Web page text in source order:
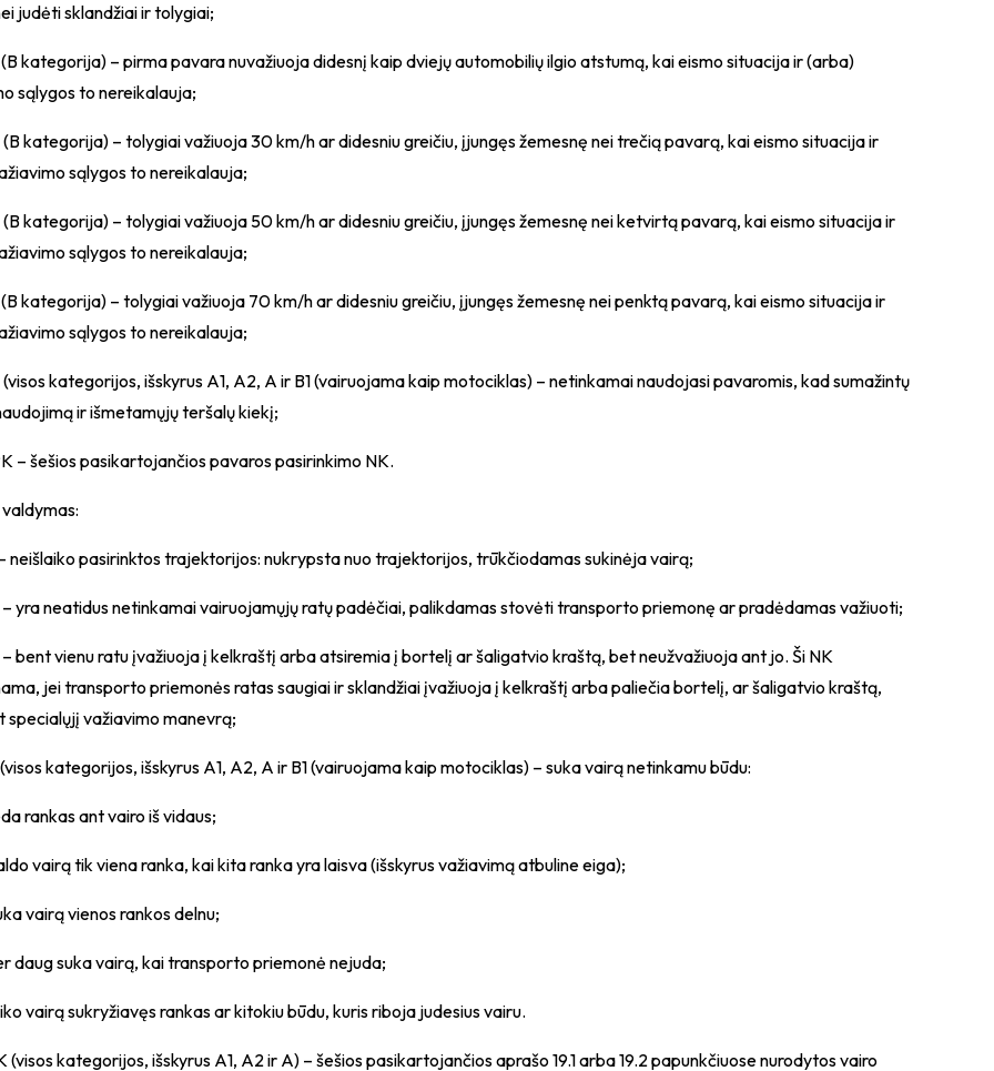
judėti sklandžiai ir tolygiai;
(B kategorija) – pirma pavara nuvažiuoja didesnį kaip dviejų automobilių ilgio atstumą, kai eismo situacija ir (arba)
sąlygos to nereikalauja;
(B kategorija) – tolygiai važiuoja 30 km/h ar didesniu greičiu, įjungęs žemesnę nei trečią pavarą, kai eismo situacija ir
sąlygos to nereikalauja;
(B kategorija) – tolygiai važiuoja 50 km/h ar didesniu greičiu, įjungęs žemesnę nei ketvirtą pavarą, kai eismo situacija ir
sąlygos to nereikalauja;
(B kategorija) – tolygiai važiuoja 70 km/h ar didesniu greičiu, įjungęs žemesnę nei penktą pavarą, kai eismo situacija ir
sąlygos to nereikalauja;
(visos kategorijos, išskyrus A1, A2, A ir B1 (vairuojama kaip motociklas) – netinkamai naudojasi pavaromis, kad sumažintų
ir išmetamųjų teršalų kiekį;
– šešios pasikartojančios pavaros pasirinkimo NK.
valdymas:
– neišlaiko pasirinktos trajektorijos: nukrypsta nuo trajektorijos, trūkčiodamas sukinėja vairą;
– yra neatidus netinkamai vairuojamųjų ratų padėčiai, palikdamas stovėti transporto priemonę ar pradėdamas važiuoti;
– bent vienu ratu įvažiuoja į kelkraštį arba atsiremia į bortelį ar šaligatvio kraštą, bet neužvažiuoja ant jo. Ši NK
jei transporto priemonės ratas saugiai ir sklandžiai įvažiuoja į kelkraštį arba paliečia bortelį, ar šaligatvio kraštą,
specialųjį važiavimo manevrą;
(visos kategorijos, išskyrus A1, A2, A ir B1 (vairuojama kaip motociklas) – suka vairą netinkamu būdu:
rankas ant vairo iš vidaus;
vairą tik viena ranka, kai kita ranka yra laisva (išskyrus važiavimą atbuline eiga);
vairą vienos rankos delnu;
daug suka vairą, kai transporto priemonė nejuda;
vairą sukryžiavęs rankas ar kitokiu būdu, kuris riboja judesius vairu.
(visos kategorijos, išskyrus A1, A2 ir A) – šešios pasikartojančios aprašo 19.1 arba 19.2 papunkčiuose nurodytos vairo